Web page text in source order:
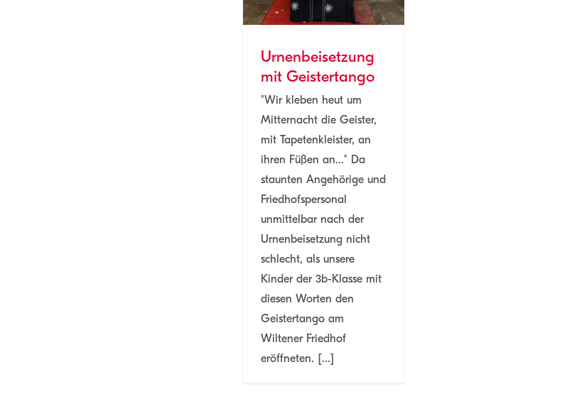
Urnenbeisetzung
mit Geistertango
"Wir kleben heut um
Mitternacht die Geister,
mit Tapetenkleister, an
ihren Füßen an..." Da
staunten Angehörige und
Friedhofspersonal
unmittelbar nach der
Urnenbeisetzung nicht
schlecht, als unsere
Kinder der 3b-Klasse mit
diesen Worten den
Geistertango am
Wiltener Friedhof
eröffneten. [...]